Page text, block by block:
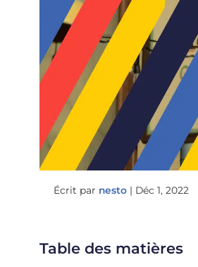
Écrit par nesto | Déc 1, 2022
Table des matières